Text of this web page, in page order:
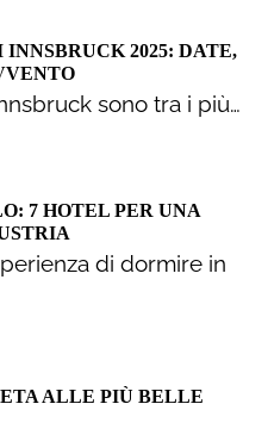
2025: DATE,
sono tra i più…
7 HOTEL PER UNA
di dormire in
ALLE PIÙ BELLE